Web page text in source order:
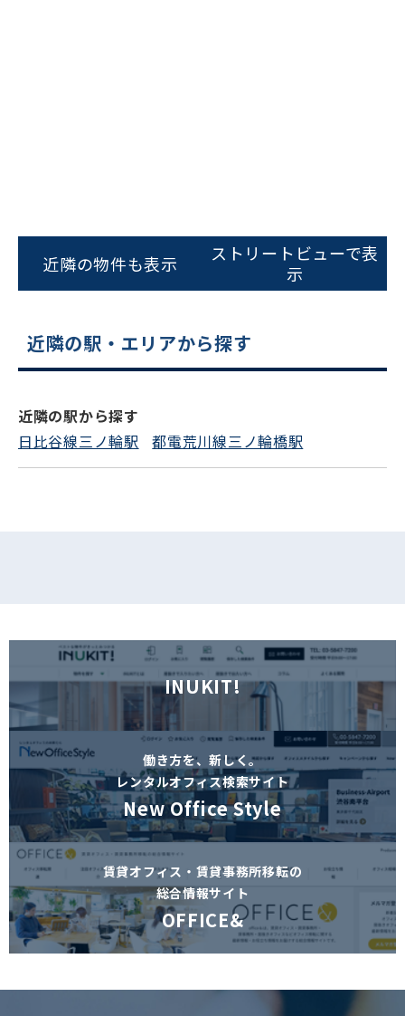
をお伝えいただくと
スムーズにご案内できます
フォームでお問い合わせ
近隣の物件も表示
ストリートビューで表
示
近隣の駅・エリアから探す
近隣の駅から探す
日比谷線三ノ輪駅
都電荒川線三ノ輪橋駅
INUKIT!
働き方を、新しく。
レンタルオフィス検索サイト
New Office Style
賃貸オフィス・賃貸事務所移転の
総合情報サイト
OFFICE&